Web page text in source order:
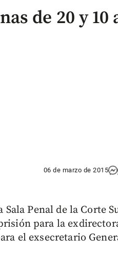
de 20 y 10
06 de marzo de 2015
Penal de la Corte
para la
el exsecretario